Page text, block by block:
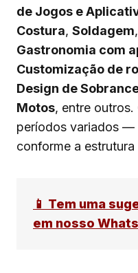
de Jogos e
Costura, Soldagem,
Gastronomia com
Customização de
Design de
Motos, entre outros.
períodos variados
conforme a
📱 Tem uma
em nosso